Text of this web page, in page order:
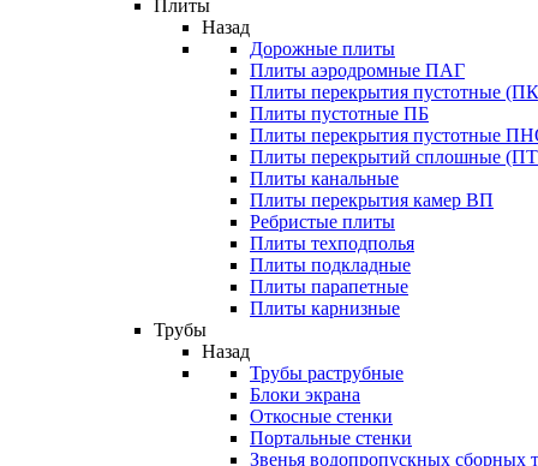
Плиты
Назад
Дорожные плиты
Плиты аэродромные ПАГ
Плиты перекрытия пустотные
Плиты пустотные ПБ
Плиты перекрытия пустотные
Плиты перекрытий сплошные
Плиты канальные
Плиты перекрытия камер ВП
Ребристые плиты
Плиты техподполья
Плиты подкладные
Плиты парапетные
Плиты карнизные
Трубы
Назад
Трубы раструбные
Блоки экрана
Откосные стенки
Портальные стенки
Звенья водопропускных сборных